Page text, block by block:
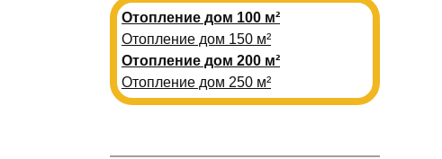
Отопление дом 100 м²
Отопление дом 150 м²
Отопление дом 200 м²
Отопление дом 250 м²